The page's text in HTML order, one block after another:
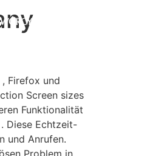
I ŻYJĄCY
Firefox und
Screen sizes
Funktionalität
Diese Echtzeit-
und Anrufen.
Problem in